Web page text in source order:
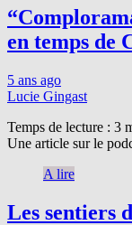
en temps de
5 ans ago
Lucie Gingast
Temps de lecture : 3
Une article sur le
A lire
Les sentiers